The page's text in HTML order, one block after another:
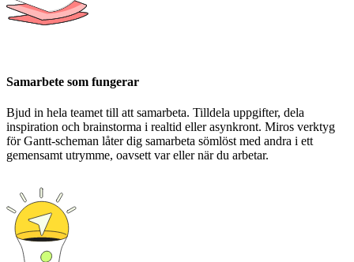
Samarbete som fungerar
Bjud in hela teamet till att samarbeta. Tilldela uppgifter, dela
inspiration och brainstorma i realtid eller asynkront. Miros verktyg
för Gantt-scheman låter dig samarbeta sömlöst med andra i ett
gemensamt utrymme, oavsett var eller när du arbetar.